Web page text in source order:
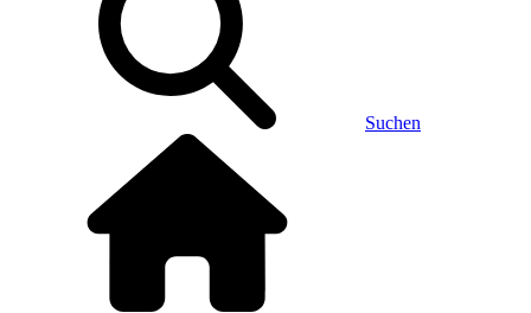
Suchen